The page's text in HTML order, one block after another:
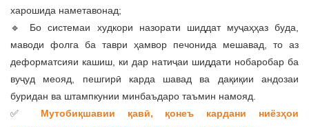
харошида наметавонад;
🔹 Бо системаи худкори назорати шиддат муҷаҳҳаз буда,
маводи фолга ба таври ҳамвор печонида мешавад, то аз
деформатсияи кашиш, ки дар натиҷаи шиддати нобаробар ба
вуҷуд меояд, пешгирӣ карда шавад ва дақиқии андозаи
буридан ва штампкунии минбаъдаро таъмин намояд.
✅ Мутобиқшавии қавӣ, қонеъ кардани ниёзҳои